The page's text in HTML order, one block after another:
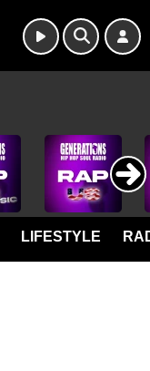
LIFESTYLE